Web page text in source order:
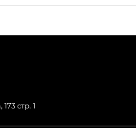
в комплектации Экс
стр. 1